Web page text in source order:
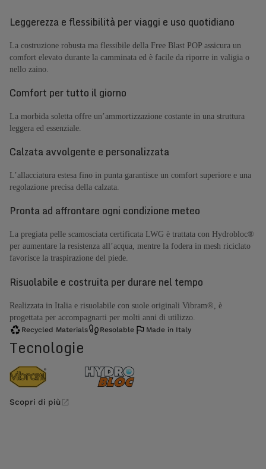
Leggerezza e flessibilità per viaggi e uso quotidiano
La costruzione robusta ma flessibile della Free Blast POP assicura un
comfort elevato durante la camminata ed è facile da riporre in valigia o
nello zaino.
Comfort per tutto il giorno
La morbida soletta offre un’ammortizzazione costante in una struttura
leggera ed essenziale.
Calzata avvolgente e personalizzata
L’allacciatura estesa fino in punta garantisce un comfort superiore e una
regolazione precisa della calzata.
Pronta ad affrontare ogni condizione meteo
La pregiata pelle scamosciata certificata LWG è trattata con Hydrobloc®
per aumentare la resistenza all’acqua, mentre la fodera in mesh riciclato
favorisce la traspirazione del piede.
Risuolabile e costruita per durare nel tempo
Realizzata in Italia e risuolabile con suole originali Vibram®, è
progettata per accompagnarti per molti anni di utilizzo.
Recycled Materials Resolable Made in Italy
Tecnologie
Scopri di più